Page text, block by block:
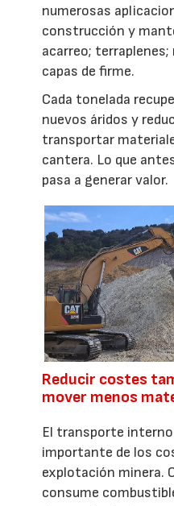
numerosas
construcción y
acarreo;
capas de firme.
Cada tonelada
nuevos áridos y
transportar
cantera. Lo que
pasa a generar valor.
Reducir costes
mover menos
El transporte
importante de los
explotación minera.
consume